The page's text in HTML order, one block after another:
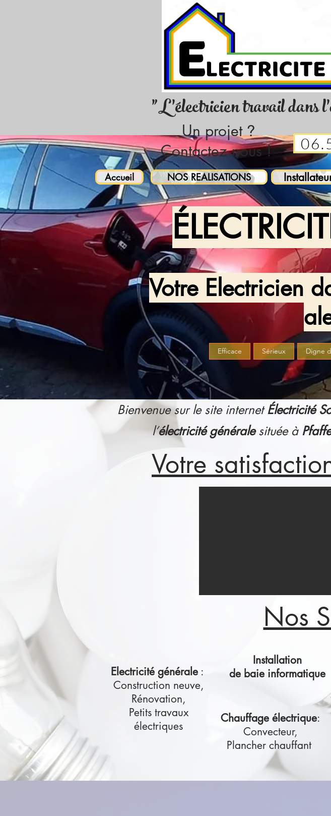
Un projet?
Contactez nous !
"L'électricien travail dans
Accueil NOS REALISATIONS
Votre Electricien
Efficace Sérieux Digne
Bienvenue sur le site internetÉlectricité
l’électricité généralesituée à
Votre
Nos
Electricité générale :
Construction neuve,
Rénovation,
Petits travaux
électriques
Installation
de baie informatique
Chauffage électrique:
Convecteur,
Plancher chauffant